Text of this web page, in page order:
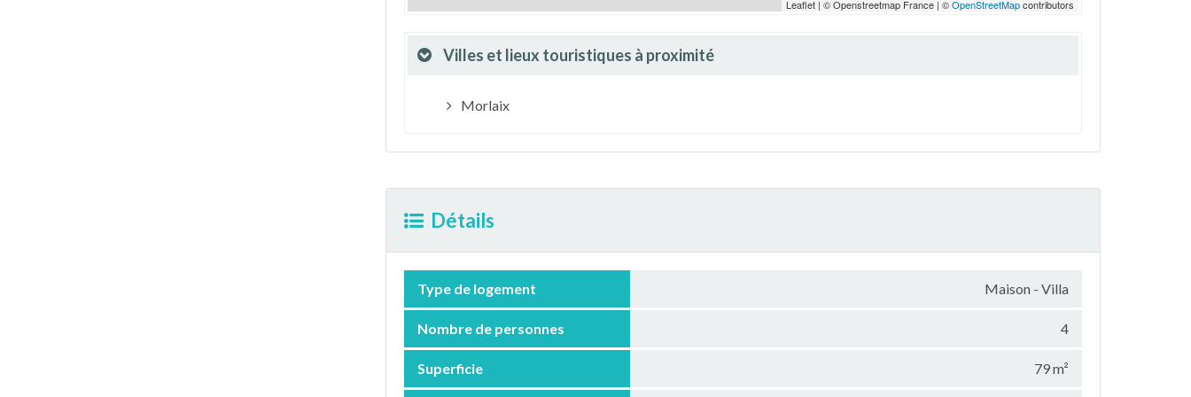
Leaflet | © Openstreetmap France | ©OpenStreetMapcontributors
Villes et lieux touristiques à proximité
Morlaix
Détails
Type de logement Maison - Villa
Nombre de personnes 4
Superficie 79 m²